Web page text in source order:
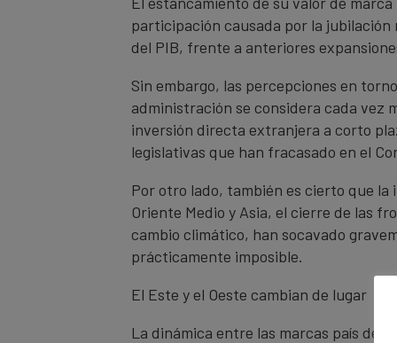
participación causada por la
del PIB, frente a anteriores
Sin embargo, las percepciones en
administración se considera cada vez
inversión directa extranjera a corto
legislativas que han fracasado en el
Por otro lado, también es cierto que la
Oriente Medio y Asia, el cierre de las
cambio climático, han socavado
prácticamente imposible.
El Este y el Oeste cambian de lugar
La dinámica entre las marcas país de